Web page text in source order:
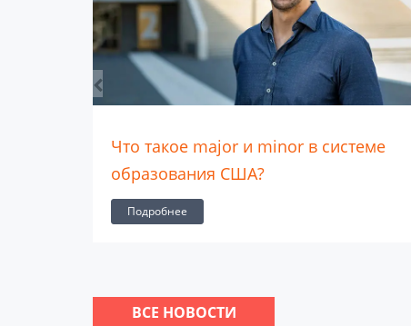
Что такое major и minor в системе
образования США?
Подробнее
ВСЕ НОВОСТИ